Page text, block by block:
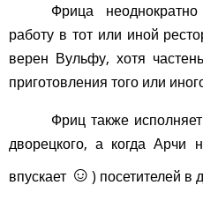
Фрица
работу в тот или иной
верен Вульфу, хотя
приготовления того или
Фриц также
дворецкого, а когда Арчи
впускает ☺ ) посетителей в